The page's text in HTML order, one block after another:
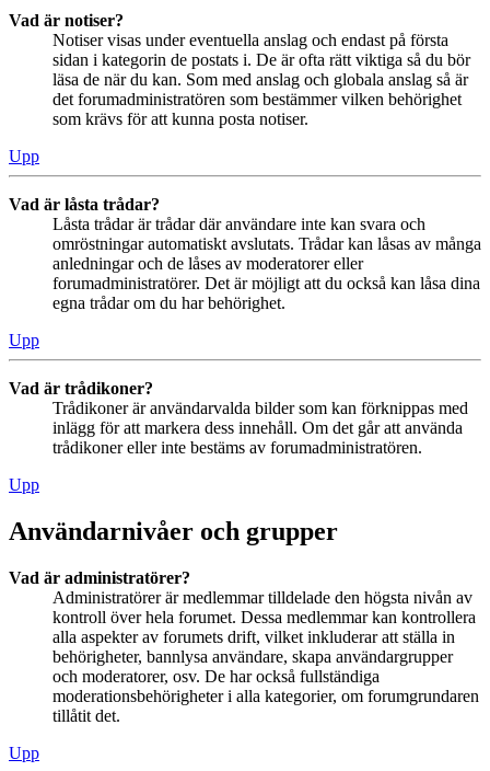
Vad är notiser?
Notiser visas under eventuella anslag och endast på första
sidan i kategorin de postats i. De är ofta rätt viktiga så du bör
läsa de när du kan. Som med anslag och globala anslag så är
det forumadministratören som bestämmer vilken behörighet
som krävs för att kunna posta notiser.
Upp
Vad är låsta trådar?
Låsta trådar är trådar där användare inte kan svara och
omröstningar automatiskt avslutats. Trådar kan låsas av många
anledningar och de låses av moderatorer eller
forumadministratörer. Det är möjligt att du också kan låsa dina
egna trådar om du har behörighet.
Upp
Vad är trådikoner?
Trådikoner är användarvalda bilder som kan förknippas med
inlägg för att markera dess innehåll. Om det går att använda
trådikoner eller inte bestäms av forumadministratören.
Upp
Användarnivåer och grupper
Vad är administratörer?
Administratörer är medlemmar tilldelade den högsta nivån av
kontroll över hela forumet. Dessa medlemmar kan kontrollera
alla aspekter av forumets drift, vilket inkluderar att ställa in
behörigheter, bannlysa användare, skapa användargrupper
och moderatorer, osv. De har också fullständiga
moderationsbehörigheter i alla kategorier, om forumgrundaren
tillåtit det.
Upp